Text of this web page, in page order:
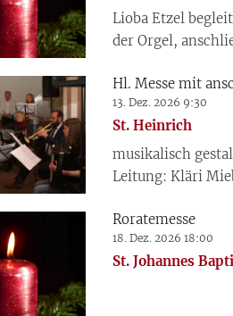
Lioba Etzel
der Orgel,
Hl. Messe mit
13. Dez. 2026 9:30
St. Heinrich
musikalisch
Leitung: Kläri
Roratemesse
18. Dez. 2026 18:00
St. Johannes